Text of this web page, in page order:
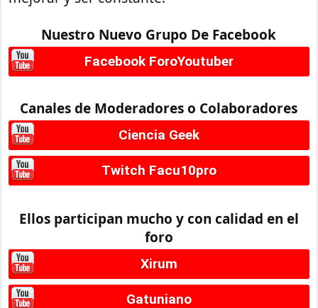
Nuestro Nuevo Grupo De Facebook
Facebook ForoYoutuber
Canales de Moderadores o Colaboradores
Ciencia Geek
Twitch Facu10pro
Ellos participan mucho y con calidad en el
foro
Xirum
Gatuniano